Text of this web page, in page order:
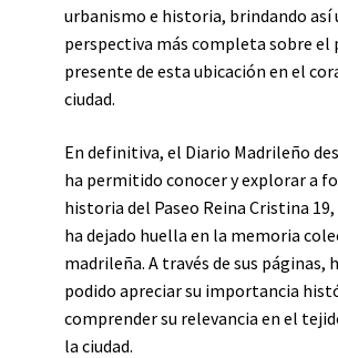
urbanismo e historia, brindando así
perspectiva más completa sobre el
presente de esta ubicación en el
ciudad.
En definitiva, el Diario Madrileño
ha permitido conocer y explorar a
historia del Paseo Reina Cristina
ha dejado huella en la memoria
madrileña. A través de sus páginas,
podido apreciar su importancia
comprender su relevancia en el
la ciudad.